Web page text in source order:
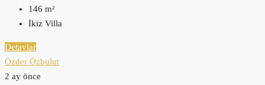
146 m²
İkiz Villa
Detaylar
Özder Özbulut
2 ay önce